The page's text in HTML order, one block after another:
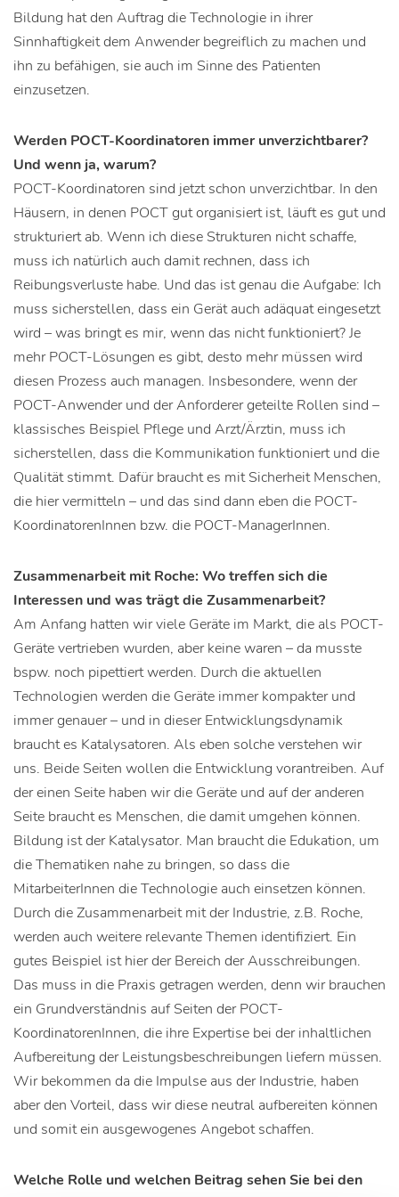
Bildung hat den Auftrag die Technologie in ihrer
Sinnhaftigkeit dem Anwender begreiflich zu machen und
ihn zu befähigen, sie auch im Sinne des Patienten
einzusetzen.
Werden POCT-Koordinatoren immer unverzichtbarer?
Und wenn ja, warum?
POCT-Koordinatoren sind jetzt schon unverzichtbar. In den
Häusern, in denen POCT gut organisiert ist, läuft es gut und
strukturiert ab. Wenn ich diese Strukturen nicht schaffe,
muss ich natürlich auch damit rechnen, dass ich
Reibungsverluste habe. Und das ist genau die Aufgabe: Ich
muss sicherstellen, dass ein Gerät auch adäquat eingesetzt
wird – was bringt es mir, wenn das nicht funktioniert? Je
mehr POCT-Lösungen es gibt, desto mehr müssen wird
diesen Prozess auch managen. Insbesondere, wenn der
POCT-Anwender und der Anforderer geteilte Rollen sind –
klassisches Beispiel Pflege und Arzt/Ärztin, muss ich
sicherstellen, dass die Kommunikation funktioniert und die
Qualität stimmt. Dafür braucht es mit Sicherheit Menschen,
die hier vermitteln – und das sind dann eben die POCT-
KoordinatorenInnen bzw. die POCT-ManagerInnen.
Zusammenarbeit mit Roche: Wo treffen sich die
Interessen und was trägt die Zusammenarbeit?
Am Anfang hatten wir viele Geräte im Markt, die als POCT-
Geräte vertrieben wurden, aber keine waren – da musste
bspw. noch pipettiert werden. Durch die aktuellen
Technologien werden die Geräte immer kompakter und
immer genauer – und in dieser Entwicklungsdynamik
braucht es Katalysatoren. Als eben solche verstehen wir
uns. Beide Seiten wollen die Entwicklung vorantreiben. Auf
der einen Seite haben wir die Geräte und auf der anderen
Seite braucht es Menschen, die damit umgehen können.
Bildung ist der Katalysator. Man braucht die Edukation, um
die Thematiken nahe zu bringen, so dass die
MitarbeiterInnen die Technologie auch einsetzen können.
Durch die Zusammenarbeit mit der Industrie, z.B. Roche,
werden auch weitere relevante Themen identifiziert. Ein
gutes Beispiel ist hier der Bereich der Ausschreibungen.
Das muss in die Praxis getragen werden, denn wir brauchen
ein Grundverständnis auf Seiten der POCT-
KoordinatorenInnen, die ihre Expertise bei der inhaltlichen
Aufbereitung der Leistungsbeschreibungen liefern müssen.
Wir bekommen da die Impulse aus der Industrie, haben
aber den Vorteil, dass wir diese neutral aufbereiten können
und somit ein ausgewogenes Angebot schaffen.
Welche Rolle und welchen Beitrag sehen Sie bei den